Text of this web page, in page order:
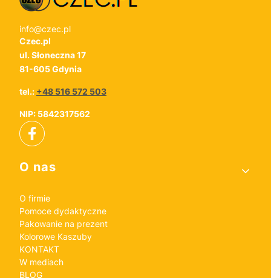
info@czec.pl
Czec.pl
ul. Słoneczna 17
81-605 Gdynia
tel.: +48 516 572 503
NIP: 5842317562
Linki w stopce
O nas
O firmie
Pomoce dydaktyczne
Pakowanie na prezent
Kolorowe Kaszuby
KONTAKT
W mediach
BLOG